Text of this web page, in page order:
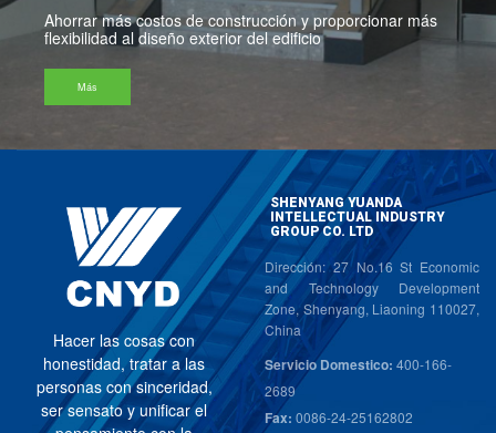
Ahorrar más costos de construcción y proporcionar más
flexibilidad al diseño exterior del edificio
Más
Hacer las cosas con
honestidad, tratar a las
personas con sinceridad,
ser sensato y unificar el
SHENYANG YUANDA
INTELLECTUAL INDUSTRY
GROUP CO. LTD
Dirección: 27 No.16 St Economic
and Technology Development
Zone, Shenyang, Liaoning 110027,
China
Servicio Domestico: 400-166-
2689
Fax: 0086-24-25162802